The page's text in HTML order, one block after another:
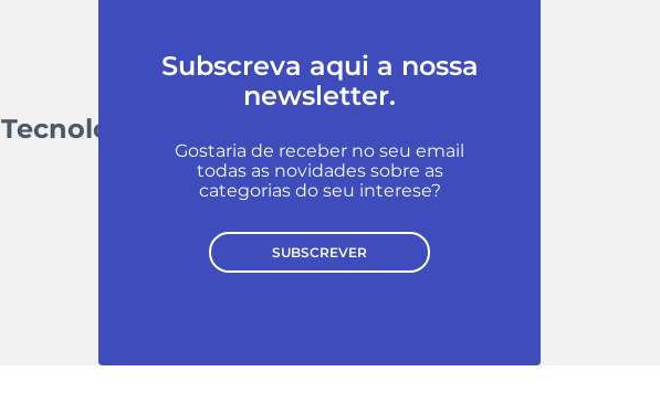
Tecnologia
Subscreva aqui a nossa
newsletter.
Gostaria de receber no seu email
todas as novidades sobre as
categorias do seu interese?
SUBSCREVER